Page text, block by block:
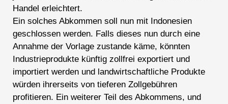
Handel erleichtert.
Ein solches Abkommen soll nun mit Indonesien
geschlossen werden. Falls dieses nun durch eine
Annahme der Vorlage zustande käme, könnten
Industrieprodukte künftig zollfrei exportiert und
importiert werden und landwirtschaftliche Produkte
würden ihrerseits von tieferen Zollgebühren
profitieren. Ein weiterer Teil des Abkommens, und